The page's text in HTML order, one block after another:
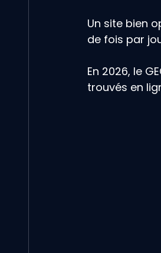
Un site bien
de fois par
En 2026, le
trouvés en